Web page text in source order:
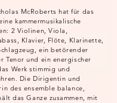
McRoberts hat für das
kammermusikalische
2 Violinen, Viola,
Klavier, Flöte, Klarinette,
ein betörender
Tenor und ein energischer
Werk stimmig und
Die Dirigentin und
des ensemble balance,
das Ganze zusammen, mit